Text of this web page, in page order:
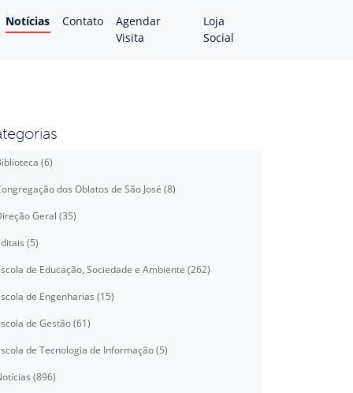
Notícias Contato
Agendar
Visita
Loja
Social
(6)
dos Oblatos de São José (8)
Geral (35)
(5)
de Educação, Sociedade e Ambiente (262)
de Engenharias (15)
de Gestão (61)
de Tecnologia de Informação (5)
(896)